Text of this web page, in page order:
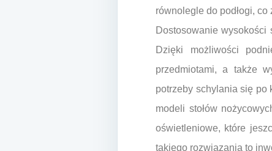
równolegle do podłogi,
Dostosowanie wysokości
Dzięki możliwości
przedmiotami, a także
potrzeby schylania się po
modeli stołów
oświetleniowe, które
takiego rozwiązania to